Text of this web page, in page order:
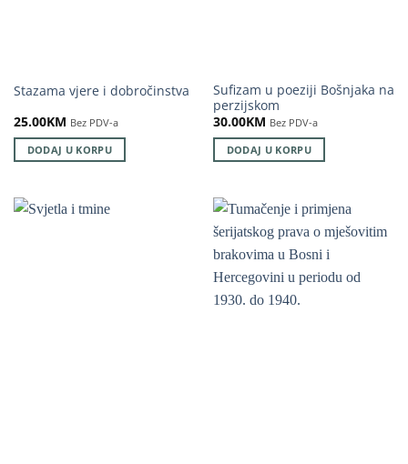
Stazama vjere i dobročinstva
25.00KM Bez PDV-a
DODAJ U KORPU
Sufizam u poeziji Bošnjaka na
perzijskom
30.00KM Bez PDV-a
DODAJ U KORPU